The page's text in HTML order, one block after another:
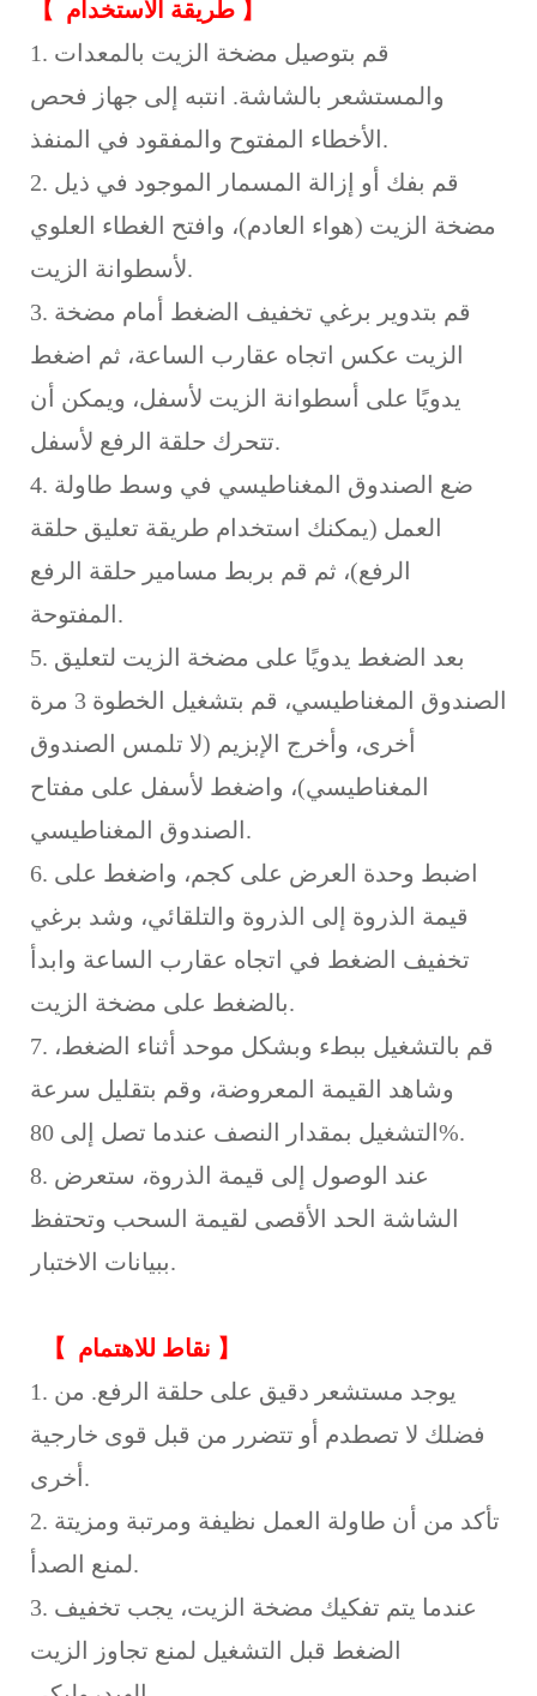
【
】
1. قم بتوصيل مضخة الزيت بالمعدات
والمستشعر بالشاشة. انتبه إلى جهاز فحص
الأخطاء المفتوح والمفقود في المنفذ.
2. قم بفك أو إزالة المسمار الموجود في ذيل
مضخة الزيت (هواء العادم)، وافتح الغطاء العلوي
لأسطوانة الزيت.
3. قم بتدوير برغي تخفيف الضغط أمام مضخة
الزيت عكس اتجاه عقارب الساعة، ثم اضغط
يدويًا على أسطوانة الزيت لأسفل، ويمكن أن
تتحرك حلقة الرفع لأسفل.
4. ضع الصندوق المغناطيسي في وسط طاولة
العمل (يمكنك استخدام طريقة تعليق حلقة
الرفع)، ثم قم بربط مسامير حلقة الرفع
المفتوحة.
5. بعد الضغط يدويًا على مضخة الزيت لتعليق
الصندوق المغناطيسي، قم بتشغيل الخطوة 3 مرة
أخرى، وأخرج الإبزيم (لا تلمس الصندوق
المغناطيسي)، واضغط لأسفل على مفتاح
الصندوق المغناطيسي.
6. اضبط وحدة العرض على كجم، واضغط على
قيمة الذروة إلى الذروة والتلقائي، وشد برغي
تخفيف الضغط في اتجاه عقارب الساعة وابدأ
بالضغط على مضخة الزيت.
7. قم بالتشغيل ببطء وبشكل موحد أثناء الضغط،
وشاهد القيمة المعروضة، وقم بتقليل سرعة
التشغيل بمقدار النصف عندما تصل إلى 80%.
8. عند الوصول إلى قيمة الذروة، ستعرض
الشاشة الحد الأقصى لقيمة السحب وتحتفظ
ببيانات الاختبار.
【
】
1. يوجد مستشعر دقيق على حلقة الرفع. من
فضلك لا تصطدم أو تتضرر من قبل قوى خارجية
أخرى.
2. تأكد من أن طاولة العمل نظيفة ومرتبة ومزيتة
لمنع الصدأ.
3. عندما يتم تفكيك مضخة الزيت، يجب تخفيف
الضغط قبل التشغيل لمنع تجاوز الزيت